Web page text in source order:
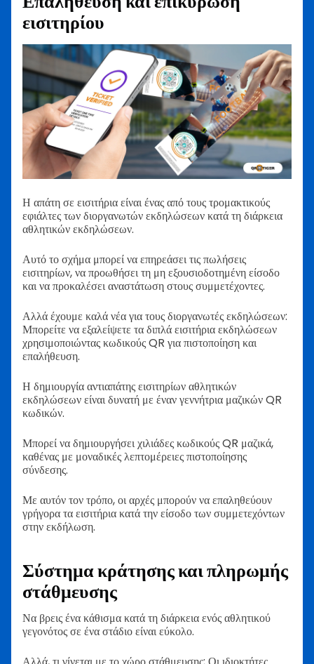
εισιτηρίου
Η απάτη σε εισιτήρια είναι ένας από τους τρομακτικούς
εφιάλτες των διοργανωτών εκδηλώσεων κατά τη διάρκεια
αθλητικών εκδηλώσεων.
Αυτό το σχήμα μπορεί να επηρεάσει τις πωλήσεις
εισιτηρίων, να προωθήσει τη μη εξουσιοδοτημένη είσοδο
και να προκαλέσει αναστάτωση στους συμμετέχοντες.
Αλλά έχουμε καλά νέα για τους διοργανωτές εκδηλώσεων:
Μπορείτε να εξαλείψετε τα διπλά εισιτήρια εκδηλώσεων
χρησιμοποιώντας κωδικούς QR για πιστοποίηση και
επαλήθευση.
Η δημιουργία αντιαπάτης εισιτηρίων αθλητικών
εκδηλώσεων είναι δυνατή με έναν γεννήτρια μαζικών QR
κωδικών.
Μπορεί να δημιουργήσει χιλιάδες κωδικούς QR μαζικά,
καθένας με μοναδικές λεπτομέρειες πιστοποίησης
σύνδεσης.
Με αυτόν τον τρόπο, οι αρχές μπορούν να επαληθεύουν
γρήγορα τα εισιτήρια κατά την είσοδο των συμμετεχόντων
στην εκδήλωση.
Σύστημα κράτησης και πληρωμής
στάθμευσης
Να βρεις ένα κάθισμα κατά τη διάρκεια ενός αθλητικού
γεγονότος σε ένα στάδιο είναι εύκολο.